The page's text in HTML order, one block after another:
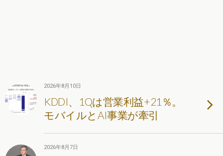
2026年8月10日
KDDI、1Qは営業利益+21％。
モバイルとAI事業が牽引
2026年8月7日